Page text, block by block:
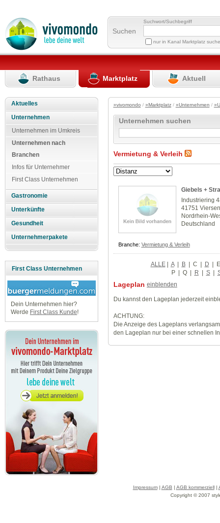
Suchen
Suchwort/Suchbegriff
nur in Kanal Marktplatz
Rathaus Marktplatz Aktuell
Aktuelles
Unternehmen
Unternehmen im Umkreis
Unternehmen nach
Branchen
Infos für Unternehmer
First Class Unternehmen
Gastronomie
Unterkünfte
Gesundheit
Unternehmerpakete
First Class Unternehmen
Dein Unternehmen hier?
Werde First Class Kunde!
»vivomondo / »Marktplatz/ »Unternehmen /
Unternehmen suchen
Vermietung & Verleih
Giebels +
Industriering
41751
Nordrhein-
Deutschland
Branche: Vermietung & Verleih
ALLE| A | B | C | D |
P | Q | R | S |
Lageplan einblenden
Du kannst den Lageplan jederzeit
ACHTUNG:
Die Anzeige des Lageplans
den Lageplan nur bei einer schnellen
Impressum| AGB | AGB kommerziell|
Copyright © 2007